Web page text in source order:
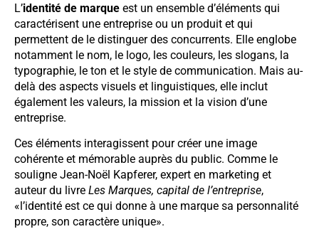
L’identité de marque est un ensemble d’éléments qui
caractérisent une entreprise ou un produit et qui
permettent de le distinguer des concurrents. Elle englobe
notamment le nom, le logo, les couleurs, les slogans, la
typographie, le ton et le style de communication. Mais au-
delà des aspects visuels et linguistiques, elle inclut
également les valeurs, la mission et la vision d’une
entreprise.
Ces éléments interagissent pour créer une image
cohérente et mémorable auprès du public. Comme le
souligne Jean-Noël Kapferer, expert en marketing et
auteur du livre Les Marques, capital de l’entreprise,
«l’identité est ce qui donne à une marque sa personnalité
propre, son caractère unique».